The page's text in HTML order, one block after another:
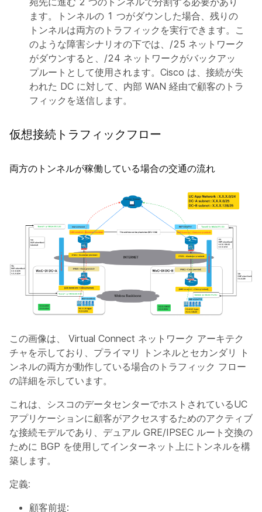
ます。トンネルの 1 つがダウンした場合、残りの
トンネルは両方のトラフィックを実行できます。こ
のような障害シナリオの下では、/25 ネットワーク
がダウンすると、/24 ネットワークがバックアッ
プルートとして使用されます。Cisco は、接続が失
われた DC に対して、内部 WAN 経由で顧客のトラ
フィックを送信します。
仮想接続トラフィックフロー
両方のトンネルが稼働している場合の交通の流れ
この画像は、 Virtual Connect ネットワーク アーキテク
チャを示しており、プライマリ トンネルとセカンダリ ト
ンネルの両方が動作している場合のトラフィック フロー
の詳細を示しています。
これは、シスコのデータセンターでホストされているUC
アプリケーションに顧客がアクセスするためのアクティブ
な接続モデルであり、デュアル GRE/IPSEC ルート交換の
ために BGP を使用してインターネット上にトンネルを構
築します。
定義:
顧客前提: